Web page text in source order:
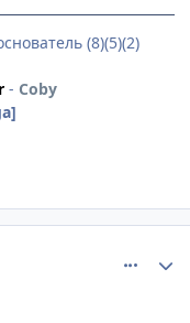
(8)(5)(2)
- Coby